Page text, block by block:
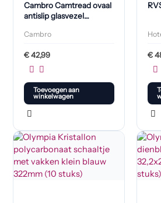
Cambro Camtread ovaal
antislip glasvezel
68,5x56cm
Cambro
€42,99
Toevoegen aan
winkelwagen
€